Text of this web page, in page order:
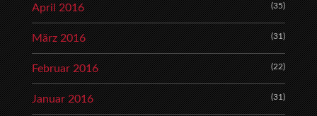
April 2016 (35)
März 2016 (31)
Februar 2016 (22)
Januar 2016 (31)